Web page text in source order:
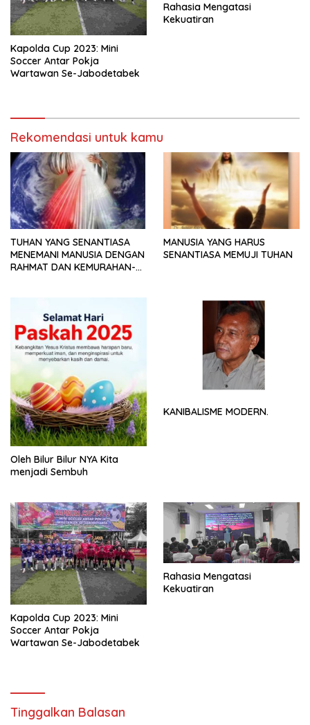
Kapolda Cup 2023: Mini
Soccer Antar Pokja
Wartawan Se-Jabodetabek
Rahasia Mengatasi
Kekuatiran
Rekomendasi untuk kamu
TUHAN YANG SENANTIASA
MENEMANI MANUSIA DENGAN
RAHMAT DAN KEMURAHAN-
MANUSIA YANG HARUS
SENANTIASA MEMUJI TUHAN
Oleh Bilur Bilur NYA Kita
menjadi Sembuh
KANIBALISME MODERN.
Kapolda Cup 2023: Mini
Soccer Antar Pokja
Wartawan Se-Jabodetabek
Rahasia Mengatasi
Kekuatiran
Tinggalkan Balasan